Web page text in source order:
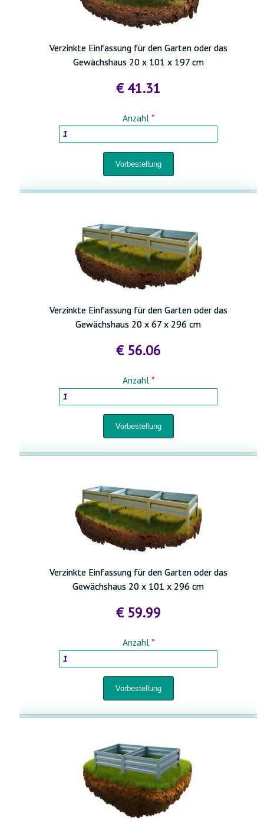
Verzinkte Einfassung für den Garten oder das
Gewächshaus 20 x 101 x 197 cm
€ 41.31
Anzahl *
Verzinkte Einfassung für den Garten oder das
Gewächshaus 20 x 67 x 296 cm
€ 56.06
Anzahl *
Verzinkte Einfassung für den Garten oder das
Gewächshaus 20 x 101 x 296 cm
€ 59.99
Anzahl *